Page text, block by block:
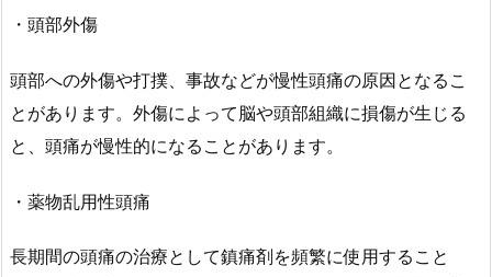
・頭部外傷
頭部への外傷や打撲、事故などが慢性頭痛の原因となるこ
とがあります。外傷によって脳や頭部組織に損傷が生じる
と、頭痛が慢性的になることがあります。
・薬物乱用性頭痛
長期間の頭痛の治療として鎮痛剤を頻繁に使用すること